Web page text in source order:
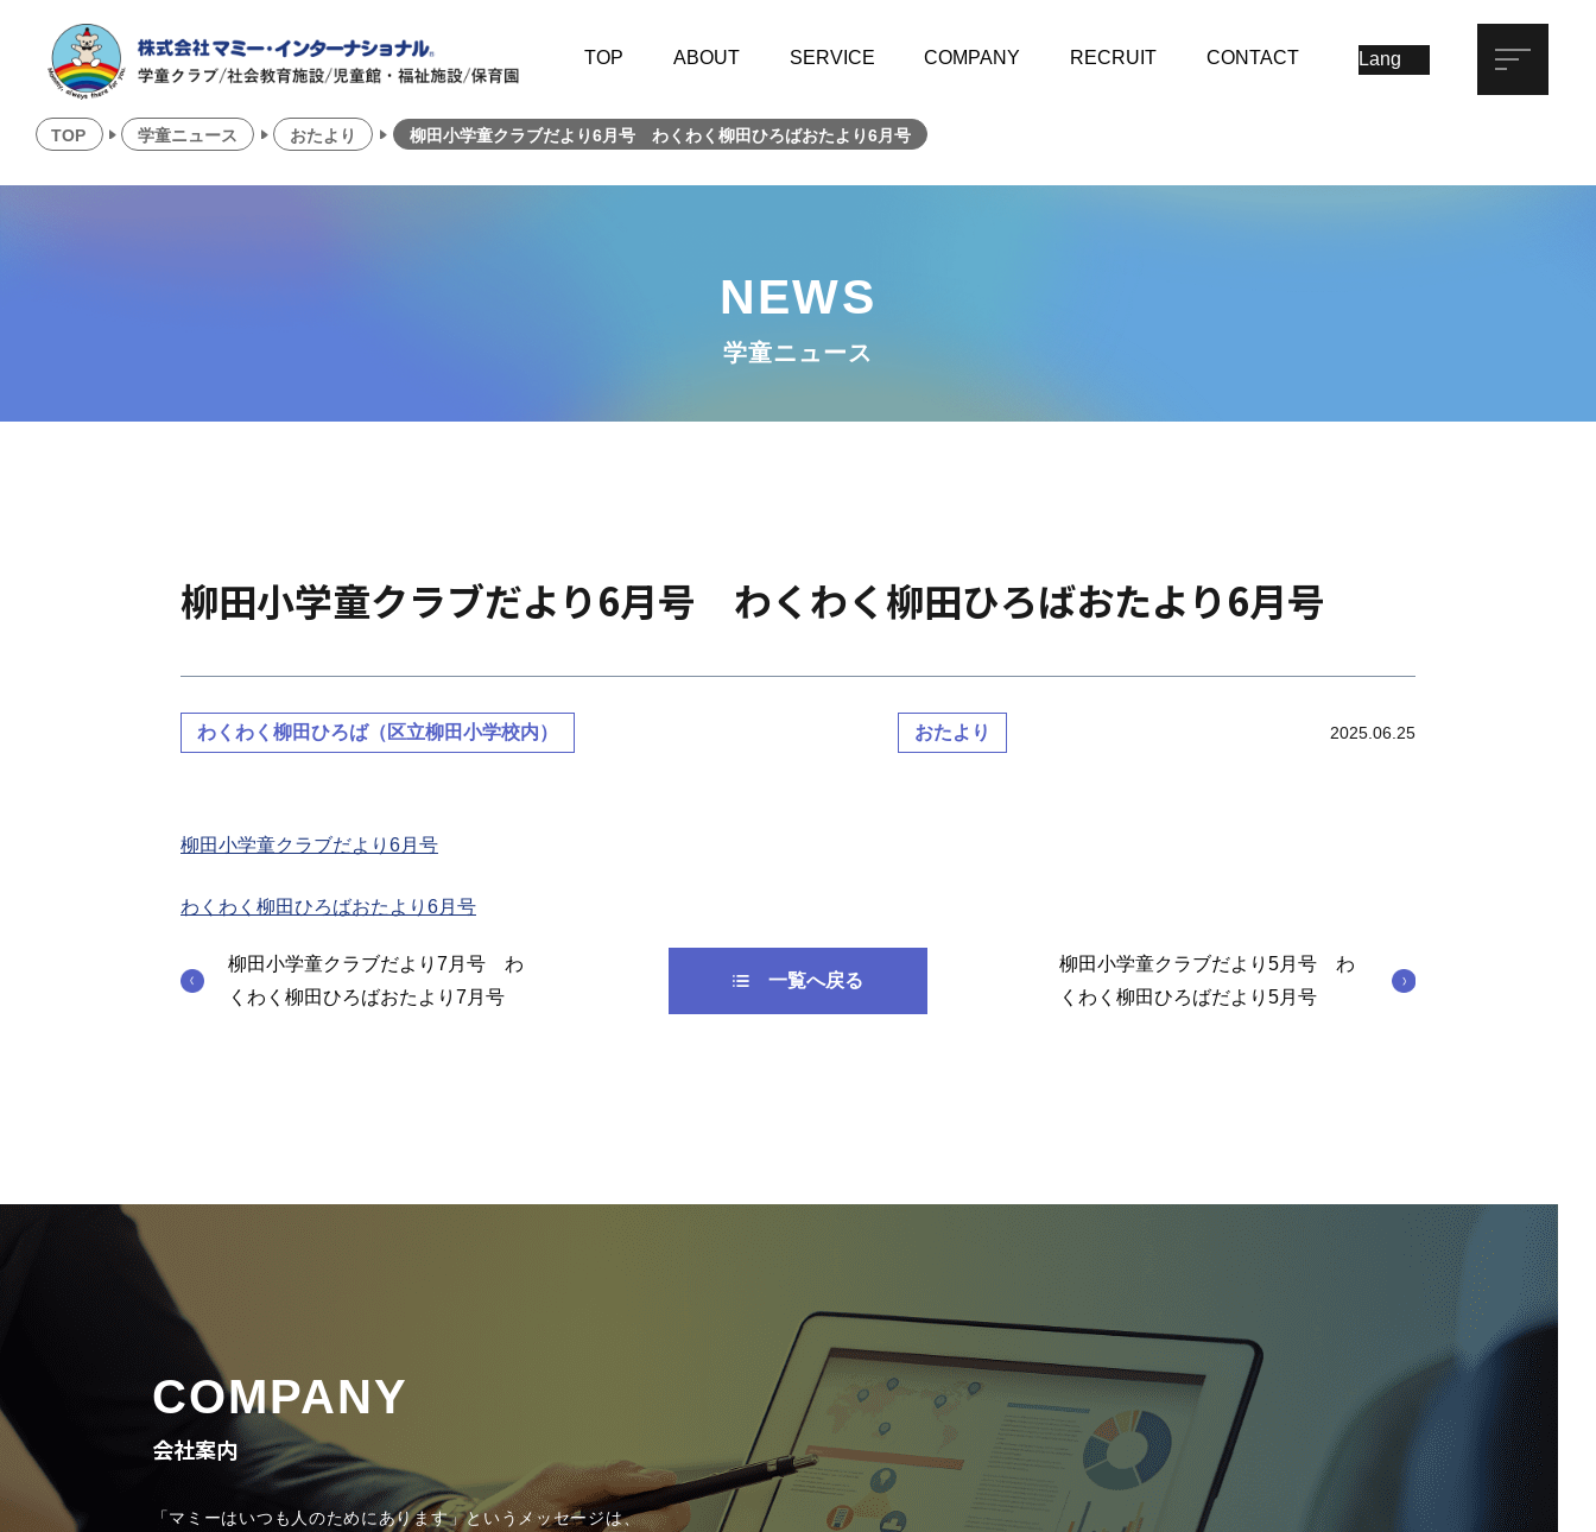
TOP ABOUT SERVICE COMPANY RECRUIT CONTACT
TOP 学童ニュース おたより 柳田小学童クラブだより6月号 わくわく柳田ひろばおたより6月号
NEWS
学童ニュース
柳田小学童クラブだより6月号 わくわく柳田ひろばおたより6月号
わくわく柳田ひろば（区立柳田小学校内） おたより 2025.06.25
柳田小学童クラブだより6月号
わくわく柳田ひろばおたより6月号
柳田小学童クラブだより7月号 わ
くわく柳田ひろばおたより7月号
一覧へ戻る
柳田小学童クラブだより5月号 わ
くわく柳田ひろばだより5月号
COMPANY
会社案内
「マミーはいつも人のためにあります」というメッセージは、